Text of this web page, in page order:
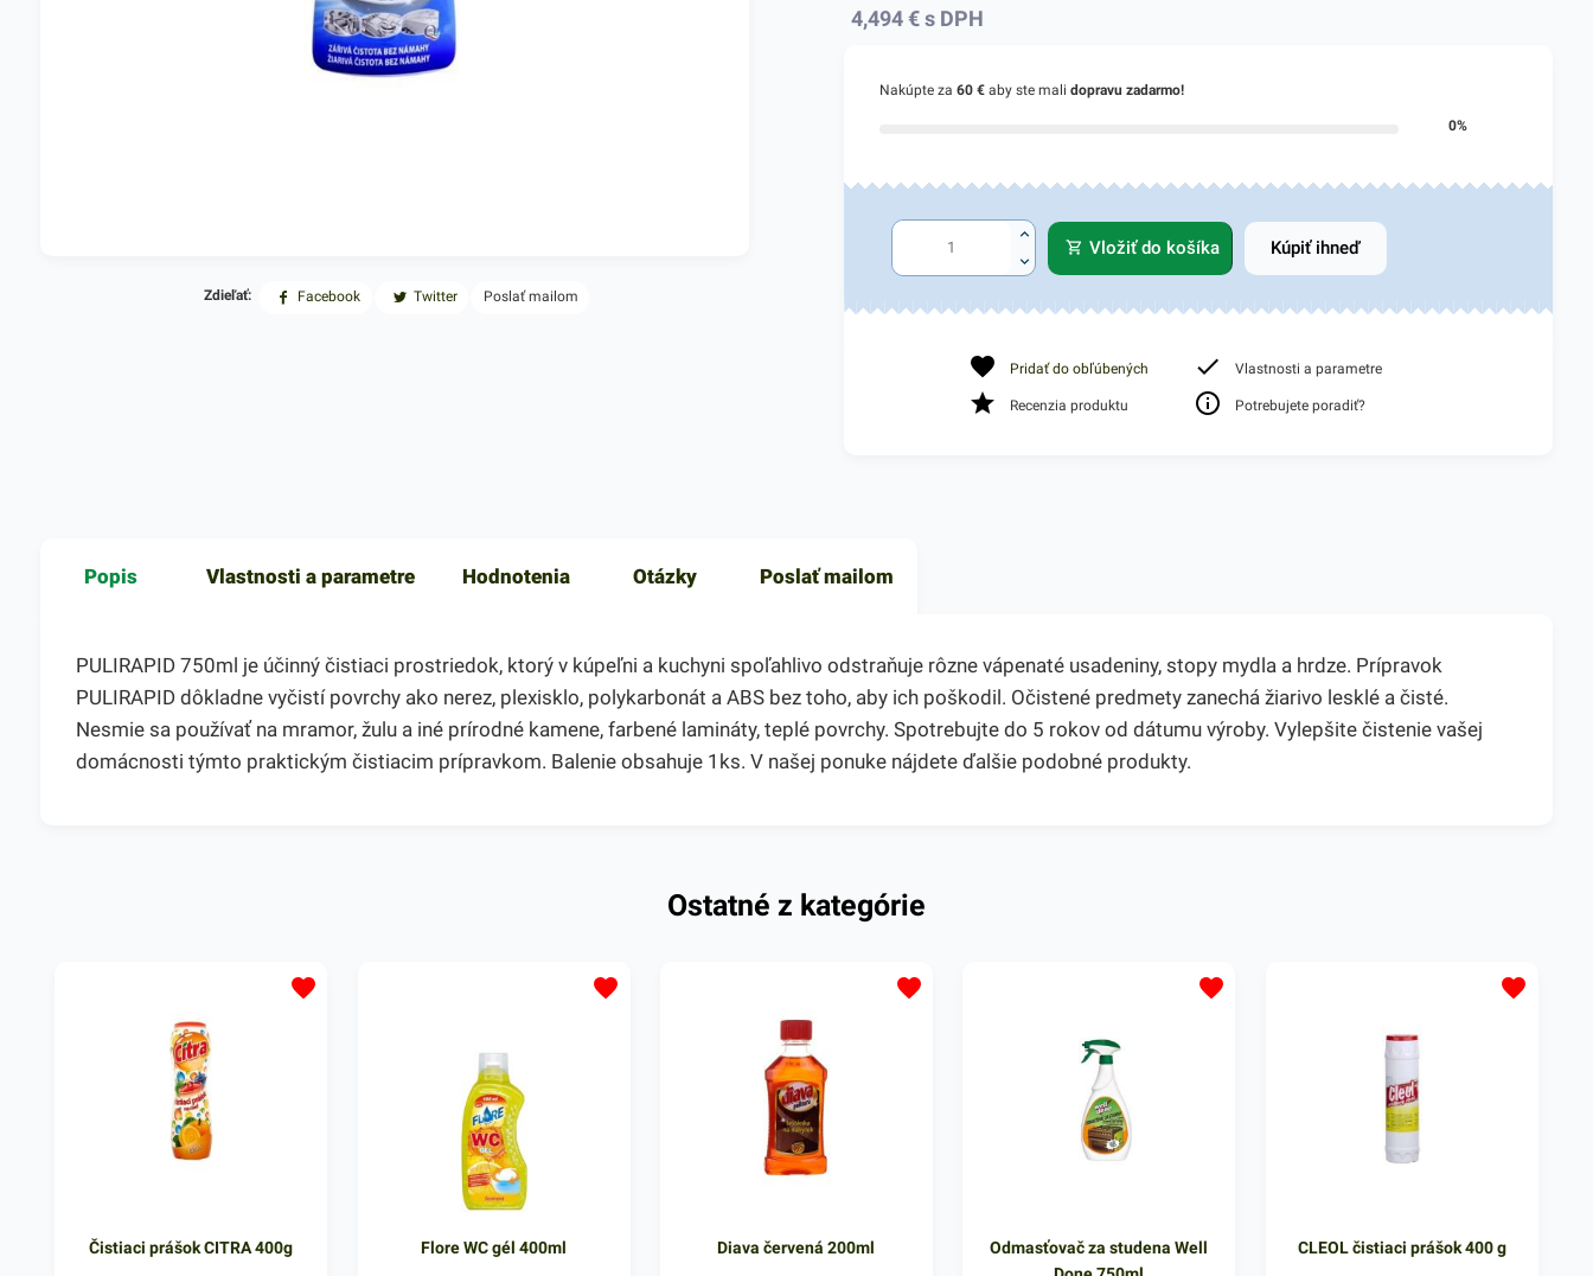
Zdieľať: Facebook Twitter Poslať mailom
4,494€s DPH
Nakúpte za 60 €aby ste mali dopravu zadarmo!
0%
Vložiť do košíka Kúpiť ihneď
Pridať do obľúbených Vlastnosti a parametre
Recenzia produktu Potrebujete poradiť?
Popis Vlastnosti a parametre Hodnotenia Otázky Poslať mailom
PULIRAPID 750ml je účinný čistiaci prostriedok, ktorý v kúpeľni a kuchyni spoľahlivo odstraňuje rôzne vápenaté usadeniny, stopy mydla a hrdze. Prípravok
PULIRAPID dôkladne vyčistí povrchy ako nerez, plexisklo, polykarbonát a ABS bez toho, aby ich poškodil. Očistené predmety zanechá žiarivo lesklé a čisté.
Nesmie sa používať na mramor, žulu a iné prírodné kamene, farbené lamináty, teplé povrchy. Spotrebujte do 5 rokov od dátumu výroby. Vylepšite čistenie vašej
domácnosti týmto praktickým čistiacim prípravkom. Balenie obsahuje 1ks. V našej ponuke nájdete ďalšie podobné produkty.
Ostatné z kategórie
Čistiaci prášok CITRA 400g Flore WC gél 400ml Diava červená 200ml
Odmasťovač za studena Well
CLEOL čistiaci prášok 400 g